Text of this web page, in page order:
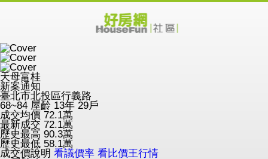
天母富桂
新案通知
臺北市北投區行義路
68~84 屋齡 13年 29戶
成交均價 72.1萬
最新成交 72.1萬
歷史最高 90.3萬
歷史最低 58.1萬
成交價說明 看議價率 看比價王行情